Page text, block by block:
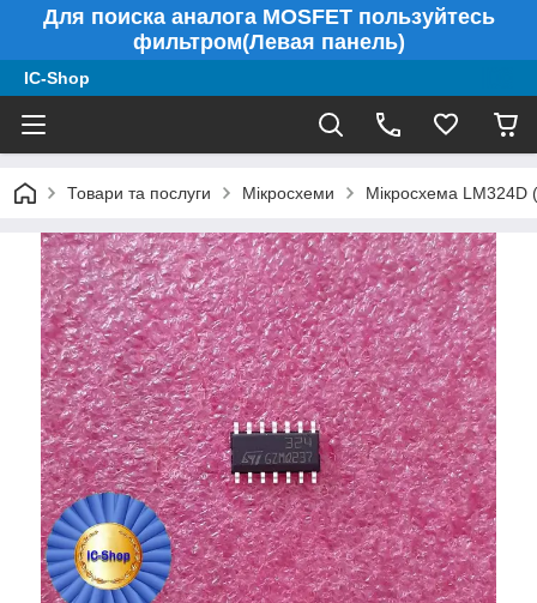
Для поиска аналога MOSFET пользуйтесь
фильтром(Левая панель)
IC-Shop
Товари та послуги Мікросхеми Мікросхема LM324D